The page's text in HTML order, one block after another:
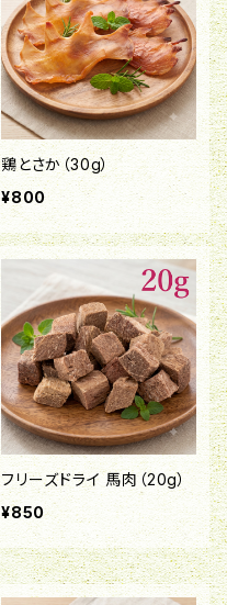
鶏とさか（30g）
¥800
フリーズドライ 馬肉（20g）
¥850